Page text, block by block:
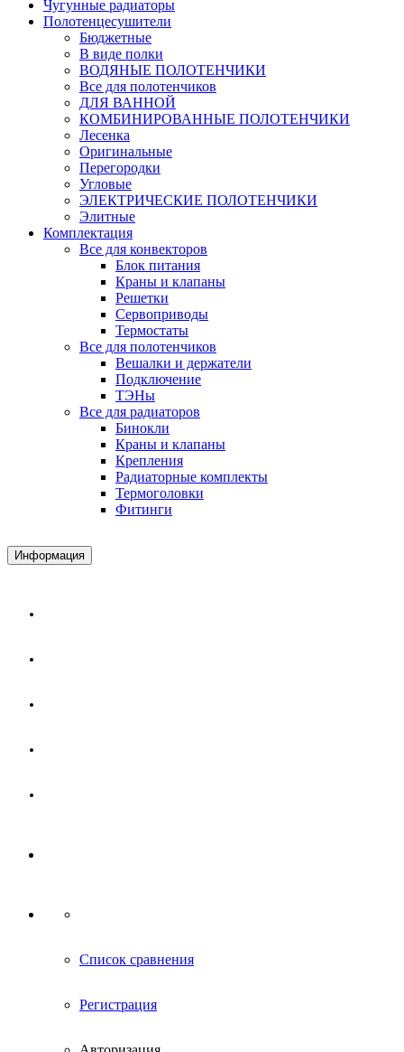
Чугунные радиаторы
Полотенцесушители
Бюджетные
В виде полки
ВОДЯНЫЕ ПОЛОТЕНЧИКИ
Все для полотенчиков
ДЛЯ ВАННОЙ
КОМБИНИРОВАННЫЕ ПОЛОТЕНЧИКИ
Лесенка
Оригинальные
Перегородки
Угловые
ЭЛЕКТРИЧЕСКИЕ ПОЛОТЕНЧИКИ
Элитные
Комплектация
Все для конвекторов
Блок питания
Краны и клапаны
Решетки
Сервоприводы
Термостаты
Все для полотенчиков
Вешалки и держатели
Подключение
ТЭНы
Все для радиаторов
Бинокли
Краны и клапаны
Крепления
Радиаторные комплекты
Термоголовки
Фитинги
Информация
Список сравнения
Регистрация